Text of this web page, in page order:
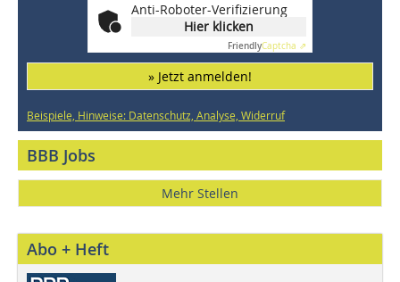
Anti-Roboter-Verifizierung
Hier klicken
FriendlyCaptcha ⇗
» Jetzt anmelden!
Beispiele, Hinweise: Datenschutz, Analyse, Widerruf
BBB Jobs
Mehr Stellen
Abo + Heft